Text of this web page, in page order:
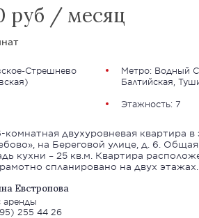
руб / месяц
Стрешнево
Метро: Водный
Балтийская
Этажность: 7
комнатная двухуровневая квартира
на Береговой улице, д. 6.
кухни – 25 кв.м. Квартира
спланировано на двух этажах.
Евстропова
255 44 26